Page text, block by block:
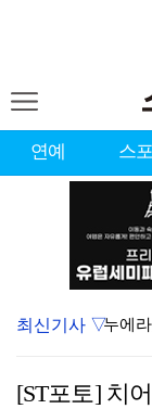
연예 스
최신기사 ▽
[ST포토] 치